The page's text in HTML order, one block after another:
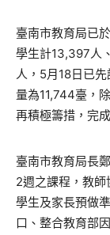
臺南市教育局已
學生計13,397人
人，5月18日已
量為11,744臺，
再積極籌措，完
臺南市教育局長
2週之課程，教
學生及家長預做
口、整合教育部